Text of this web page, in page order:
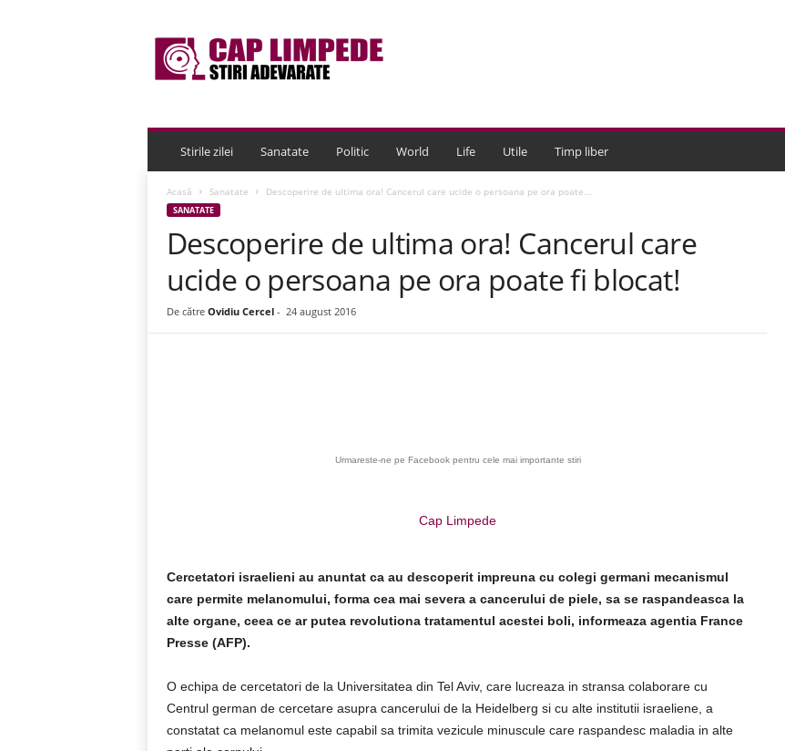
p
d
Stirile zilei Sanatate Politic World Life Utile Timp liber
Acasă Sanatate Descoperire de ultima ora! Cancerul care ucide o persoana pe ora poate...
SANATATE
Descoperire de ultima ora! Cancerul care
ucide o persoana pe ora poate fi blocat!
De către Ovidiu Cercel- 24 august 2016
Urmareste-ne pe Facebook pentru cele mai importante stiri
Cap Limpede
Cercetatori israelieni au anuntat ca au descoperit impreuna cu colegi germani mecanismul
care permite melanomului, forma cea mai severa a cancerului de piele, sa se raspandeasca la
alte organe, ceea ce ar putea revolutiona tratamentul acestei boli, informeaza agentia France
Presse (AFP).
O echipa de cercetatori de la Universitatea din Tel Aviv, care lucreaza in stransa colaborare cu
Centrul german de cercetare asupra cancerului de la Heidelberg si cu alte institutii israeliene, a
constatat ca melanomul este capabil sa trimita vezicule minuscule care raspandesc maladia in alte